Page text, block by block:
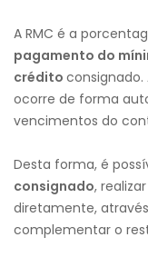
A RMC é a
pagamento do
crédito
ocorre de forma
vencimentos do
Desta forma, é
consignado,
diretamente,
complementar o